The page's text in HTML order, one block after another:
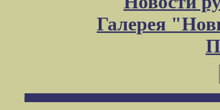
Галерея